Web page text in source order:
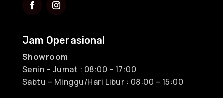
Jam Operasional
Showroom
Senin – Jumat : 08:00 – 17:00
Sabtu – Minggu/Hari Libur : 08:00 – 15:00